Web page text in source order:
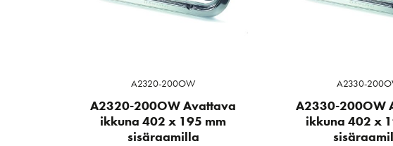
A2320-200OW
A2320-200OW Avattava
ikkuna 402 x 195 mm
sisäraamilla
A2330-
A2330-200OW
ikkuna 402 x